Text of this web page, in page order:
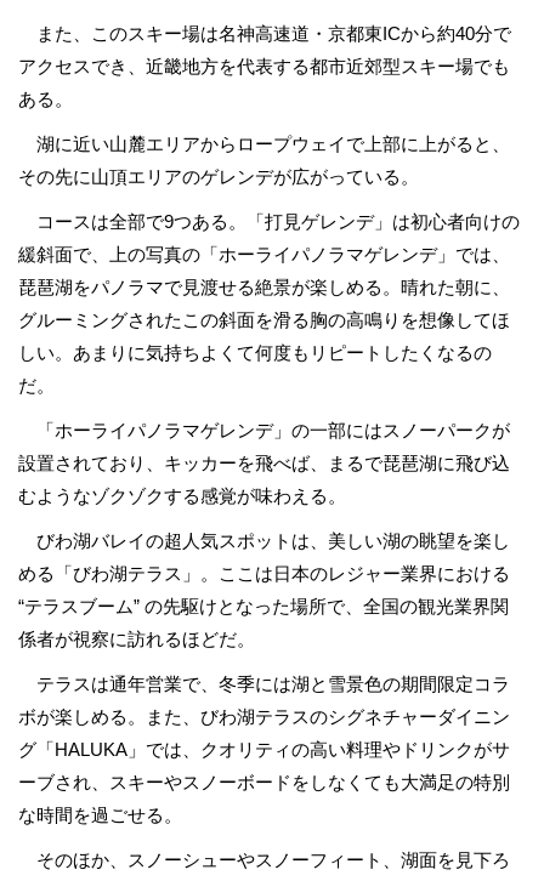
また、このスキー場は名神高速道・京都東ICから約40分で
アクセスでき、近畿地方を代表する都市近郊型スキー場でも
ある。
湖に近い山麓エリアからロープウェイで上部に上がると、
その先に山頂エリアのゲレンデが広がっている。
コースは全部で9つある。「打見ゲレンデ」は初心者向けの
緩斜面で、上の写真の「ホーライパノラマゲレンデ」では、
琵琶湖をパノラマで見渡せる絶景が楽しめる。晴れた朝に、
グルーミングされたこの斜面を滑る胸の高鳴りを想像してほ
しい。あまりに気持ちよくて何度もリピートしたくなるの
だ。
「ホーライパノラマゲレンデ」の一部にはスノーパークが
設置されており、キッカーを飛べば、まるで琵琶湖に飛び込
むようなゾクゾクする感覚が味わえる。
びわ湖バレイの超人気スポットは、美しい湖の眺望を楽し
める「びわ湖テラス」。ここは日本のレジャー業界における
“テラスブーム” の先駆けとなった場所で、全国の観光業界関
係者が視察に訪れるほどだ。
テラスは通年営業で、冬季には湖と雪景色の期間限定コラ
ボが楽しめる。また、びわ湖テラスのシグネチャーダイニン
グ「HALUKA」では、クオリティの高い料理やドリンクがサ
ーブされ、スキーやスノーボードをしなくても大満足の特別
な時間を過ごせる。
そのほか、スノーシューやスノーフィート、湖面を見下ろ